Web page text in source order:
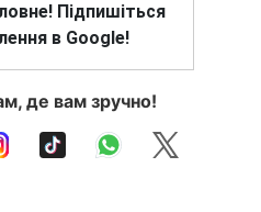
Підпишіться
в Google!
де вам зручно!